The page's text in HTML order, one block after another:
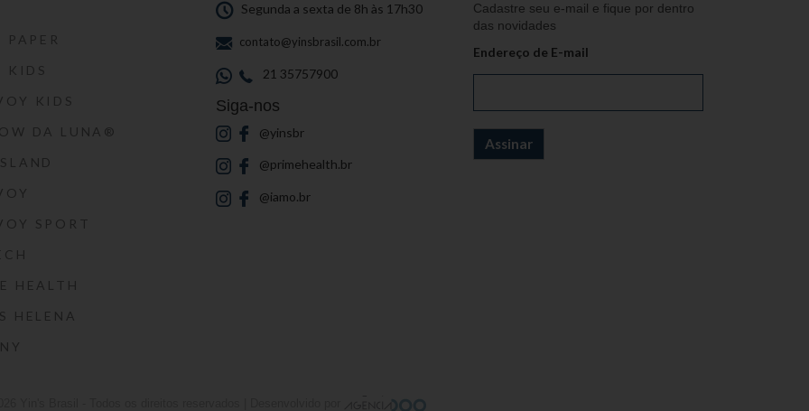
PAPER
KIDS
KIDS
DA LUNA®
SPORT
HEALTH
HELENA
Segunda a sexta de 8h às 17h30
contato@yinsbrasil.com.br
21 35757900
Siga-nos
@yinsbr
@primehealth.br
@iamo.br
Cadastre seu e-mail e fique por dentro
das novidades
Endereço de E-mail